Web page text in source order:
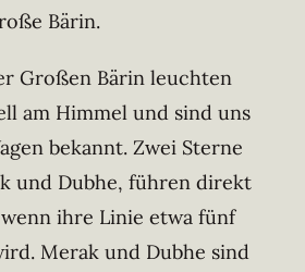
Bärin.
Großen Bärin leuchten
am Himmel und sind uns
bekannt. Zwei Sterne
und Dubhe, führen direkt
ihre Linie etwa fünf
Merak und Dubhe sind